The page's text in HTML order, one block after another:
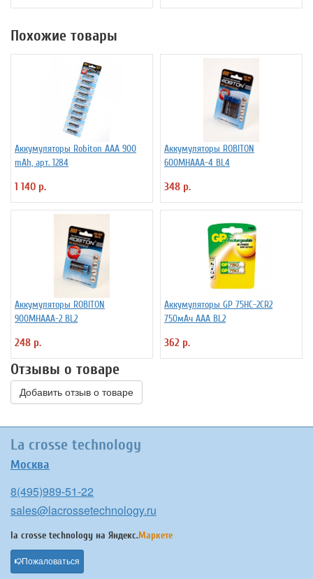
Похожие товары
Аккумуляторы Robiton ААА 900
mAh, арт. 1284
1 140 р.
Аккумуляторы ROBITON
600MHAAA-4 BL4
348 р.
Аккумуляторы ROBITON
900MHAAA-2 BL2
248 р.
Аккумуляторы GP 75HC-2CR2
750мАч ААА BL2
362 р.
Отзывы о товаре
Добавить отзыв о товаре
La crosse technology
Москва
8(495)989-51-22
sales@lacrossetechnology.ru
la crosse technology на Яндекс.Маркете
Пожаловаться